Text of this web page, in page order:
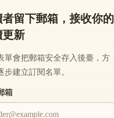
留下郵箱，接收你的
新
單會把郵箱安全存入後臺，方
步建立訂閱名單。
箱